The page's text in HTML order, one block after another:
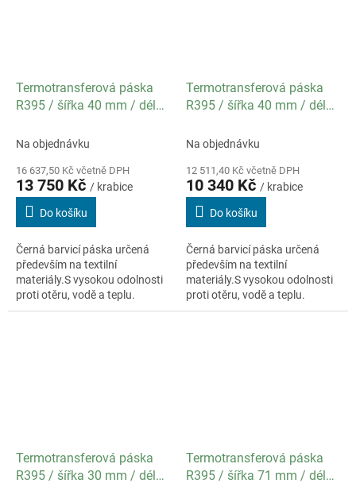
Termotransferová páska
R395 / šířka 40 mm / délka
specifikace textil / balení
Na objednávku
16 637,50 Kč včetně DPH
13 750 Kč / krabice
Do košíku
Černá barvicí páska určená
především na textilní
materiály.S vysokou odolnosti
proti otěru, vodě a teplu.
Termotransferová páska
R395 / šířka 40 mm / délka
specifikace textil dutinka se
Na objednávku
12 511,40 Kč včetně DPH
10 340 Kč / krabice
Do košíku
Černá barvicí páska určená
především na textilní
materiály.S vysokou odolnosti
proti otěru, vodě a teplu.
Termotransferová páska
R395 / šířka 30 mm / délka
Termotransferová páska
R395 / šířka 71 mm / délka